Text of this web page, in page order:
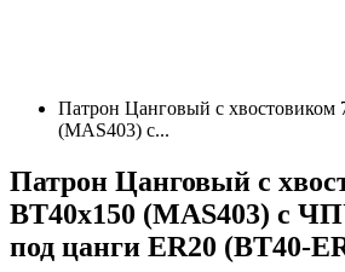
Патрон Цанговый с хвостовиком
(MAS403) c...
Патрон Цанговый с
BT40х150 (MAS403) c
под цанги ЕR20 (BT40-